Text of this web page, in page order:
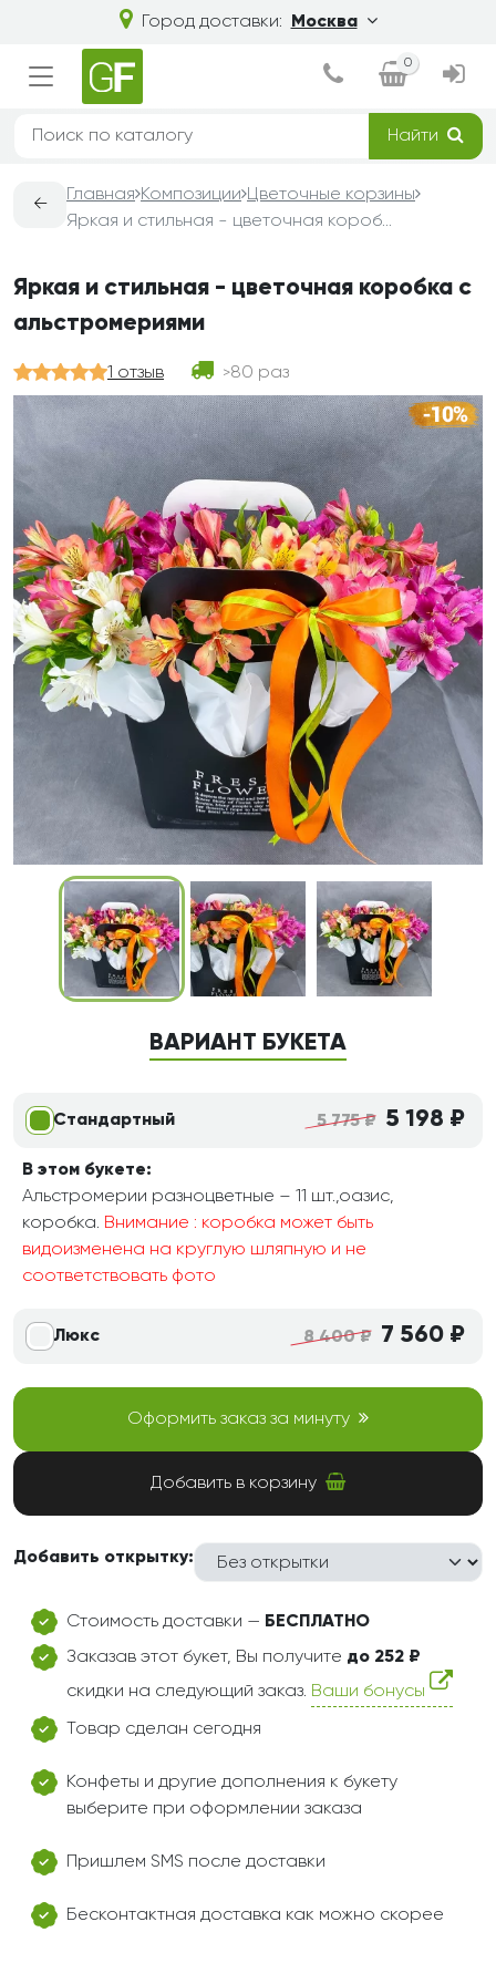
Город доставки: Москва
0
Найти
←
Главная Композиции Цветочные корзины
Яркая и стильная - цветочная коробка с альстромериями
Яркая и стильная - цветочная коробка с
альстромериями
1 отзыв >80 раз
ВАРИАНТ БУКЕТА
Стандартный 5 775 ₽ 5 198 ₽
В этом букете:
Альстромерии разноцветные – 11 шт.,оазис,
коробка. Внимание : коробка может быть
видоизменена на круглую шляпную и не
соответствовать фото
Люкс 8 400 ₽ 7 560 ₽
Оформить заказ за минуту
Добавить в корзину
Добавить открытку:
Стоимость доставки — БЕСПЛАТНО
Заказав этот букет, Вы получите до 252 ₽
скидки на следующий заказ. Ваши бонусы
Товар сделан сегодня
Конфеты и другие дополнения к букету
выберите при оформлении заказа
Пришлем SMS после доставки
Бесконтактная доставка как можно скорее